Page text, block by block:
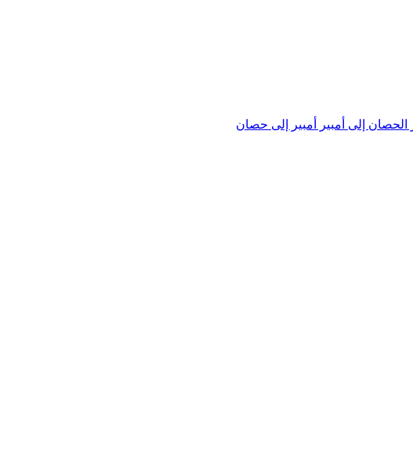
الحصان إلى أمبير
أمبير إلى حصان